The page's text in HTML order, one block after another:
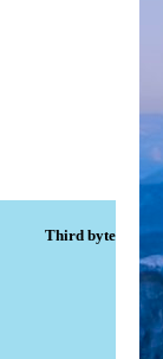
Third byte